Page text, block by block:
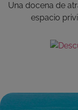
Una docena de
espacio